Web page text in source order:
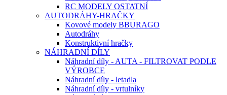
RC MODELY OSTATNÍ
AUTODRÁHY-HRAČKY
Kovové modely BBURAGO
Autodráhy
Konstruktivní hračky
NÁHRADNÍ DÍLY
Náhradní díly - AUTA - FILTROVAT PODLE
VÝROBCE
Náhradní díly - letadla
Náhradní díly - vrtulníky